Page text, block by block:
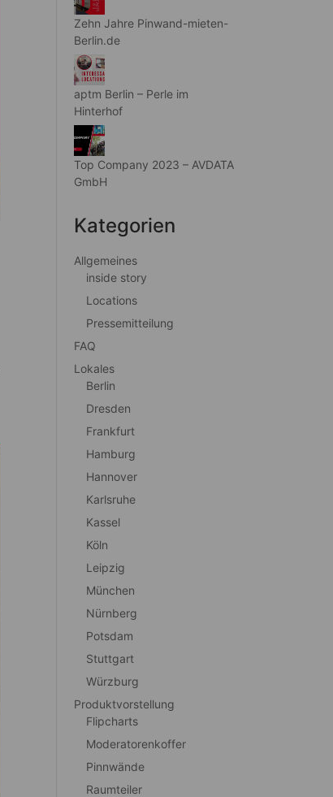
Zehn Jahre Pinwand-mieten-
Berlin.de
aptm Berlin – Perle im
Hinterhof
Top Company 2023 – AVDATA
GmbH
Kategorien
Allgemeines
inside story
Locations
Pressemitteilung
FAQ
Lokales
Berlin
Dresden
Frankfurt
Hamburg
Hannover
Karlsruhe
Kassel
Köln
Leipzig
München
Nürnberg
Potsdam
Stuttgart
Würzburg
Produktvorstellung
Flipcharts
Moderatorenkoffer
Pinnwände
Raumteiler